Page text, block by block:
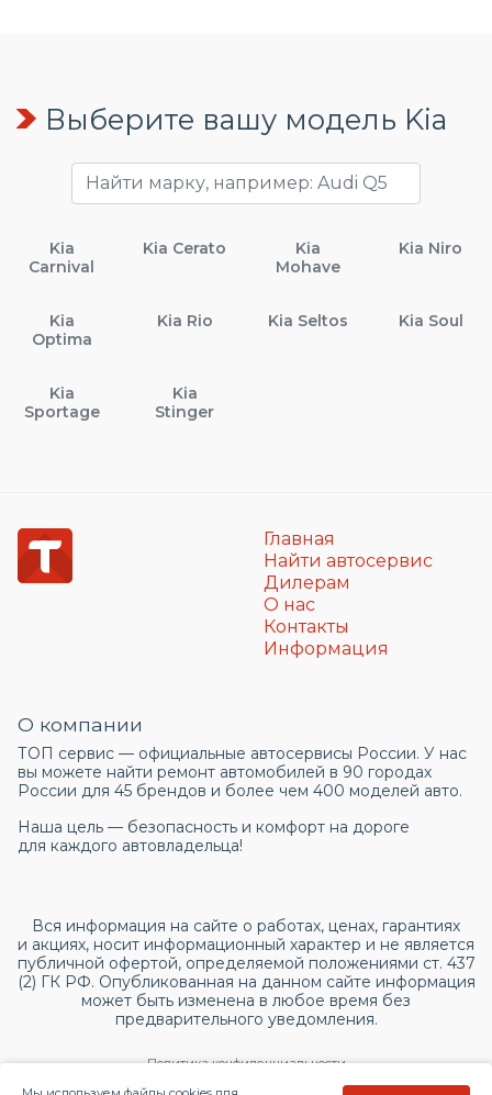
Выберите вашу модель Kia
Kia
Carnival
Kia Cerato
Kia
Mohave
Kia Niro
Kia
Optima
Kia Rio Kia Seltos Kia Soul
Kia
Sportage
Kia
Stinger
Главная
Найти автосервис
Дилерам
О нас
Контакты
Информация
О компании
ТОП сервис — официальные автосервисы России. У нас
вы можете найти ремонт автомобилей в 90 городах
России для 45 брендов и более чем 400 моделей авто.
Наша цель — безопасность и комфорт на дороге
для каждого автовладельца!
Вся информация на сайте о работах, ценах, гарантиях
и акциях, носит информационный характер и не является
публичной офертой, определяемой положениями ст. 437
(2) ГК РФ. Опубликованная на данном сайте информация
может быть изменена в любое время без
предварительного уведомления.
Политика конфиденциальности